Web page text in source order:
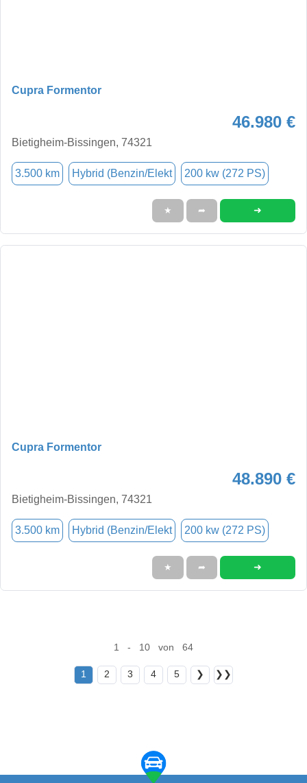
Cupra Formentor
46.980 €
Bietigheim-Bissingen, 74321
3.500 km Hybrid (Benzin/Elekt 200 kw (272 PS)
★ ➦ ➜
Cupra Formentor
48.890 €
Bietigheim-Bissingen, 74321
3.500 km Hybrid (Benzin/Elekt 200 kw (272 PS)
★ ➦ ➜
1 - 10 von 64
1 2 3 4 5 ❯ ❯❯